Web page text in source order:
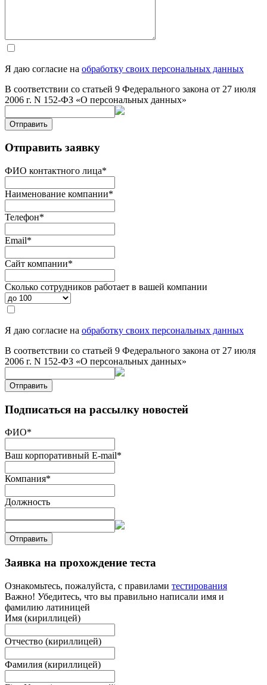
Я даю согласие на обработку своих персональных данных
В соответствии со статьей 9 Федерального закона от 27 июля
2006 г. N 152-ФЗ «О персональных данных»
Отправить
Отправить заявку
ФИО контактного лица*
Наименование компании*
Телефон*
Email*
Сайт компании*
Сколько сотрудников работает в вашей компании
Я даю согласие на обработку своих персональных данных
В соответствии со статьей 9 Федерального закона от 27 июля
2006 г. N 152-ФЗ «О персональных данных»
Отправить
Подписаться на рассылку новостей
ФИО*
Ваш корпоративный E-mail*
Компания*
Должность
Отправить
Заявка на прохождение теста
Ознакомьтесь, пожалуйста, с правилами тестирования
Важно! Убедитесь, что вы правильно написали имя и
фамилию латиницей
Имя (кириллицей)
Отчество (кириллицей)
Фамилия (кириллицей)